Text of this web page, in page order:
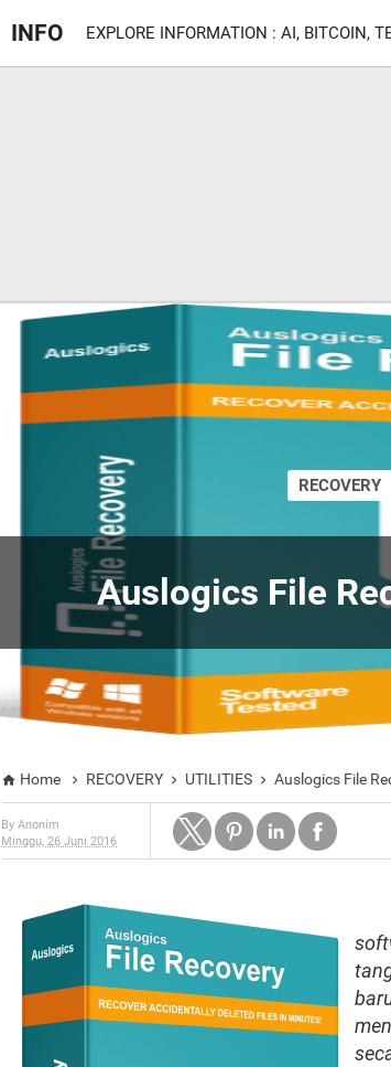
INFO EXPLORE INFORMATION : AI, BITCOIN,
Auslogics File
RECOVERY
 Home  RECOVERY  UTILITIES  Auslogics File
By Anonim
Minggu, 26 Juni 2016